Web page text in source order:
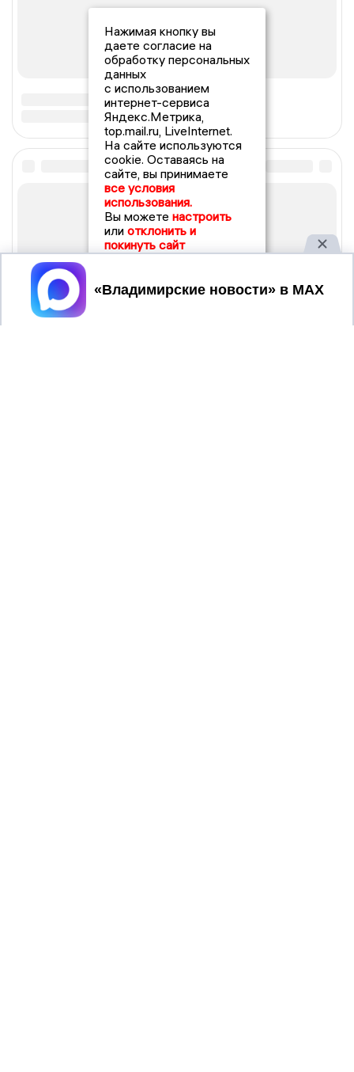
Нажимая кнопку вы
даете согласие на
обработку персональных
данных
с использованием
интернет-сервиса
Яндекс.Метрика,
top.mail.ru, LiveInternet.
На сайте используются
cookie. Оставаясь на
сайте, вы принимаете
все условия
использования.
Вы можете настроить
или отклонить и
покинуть сайт
Принять